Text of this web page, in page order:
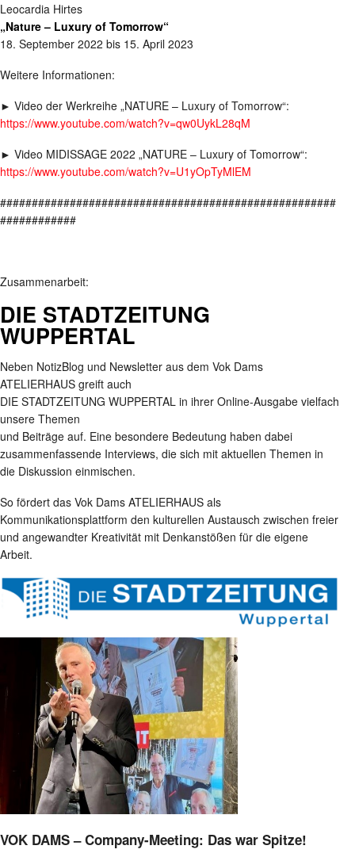
Leocardia Hirtes
„Nature – Luxury of Tomorrow“
18. September 2022 bis 15. April 2023
Weitere Informationen:
► Video der Werkreihe „NATURE – Luxury of Tomorrow“:
https://www.youtube.com/watch?v=qw0UykL28qM
► Video MIDISSAGE 2022 „NATURE – Luxury of Tomorrow“:
https://www.youtube.com/watch?v=U1yOpTyMlEM
#####################################################
############
Zusammenarbeit:
DIE STADTZEITUNG
WUPPERTAL
Neben NotizBlog und Newsletter aus dem Vok Dams
ATELIERHAUS greift auch
DIE STADTZEITUNG WUPPERTAL in ihrer Online-Ausgabe vielfach
unsere Themen
und Beiträge auf. Eine besondere Bedeutung haben dabei
zusammenfassende Interviews, die sich mit aktuellen Themen in
die Diskussion einmischen.
So fördert das Vok Dams ATELIERHAUS als
Kommunikationsplattform den kulturellen Austausch zwischen freier
und angewandter Kreativität mit Denkanstößen für die eigene
Arbeit.
VOK DAMS – Company-Meeting: Das war Spitze!